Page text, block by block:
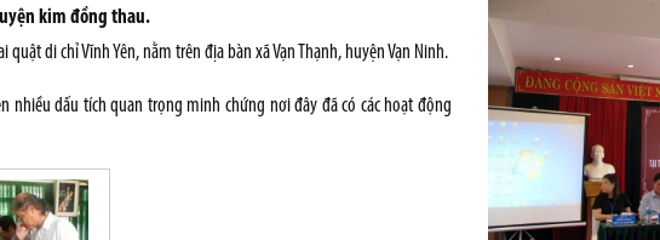
kim đồng thau.
di chỉ Vĩnh Yên, nằm trên địa bàn xã Vạn Thạnh, huyện Vạn Ninh.
nhiều dấu tích quan trọng minh chứng nơi đây đã có các hoạt động